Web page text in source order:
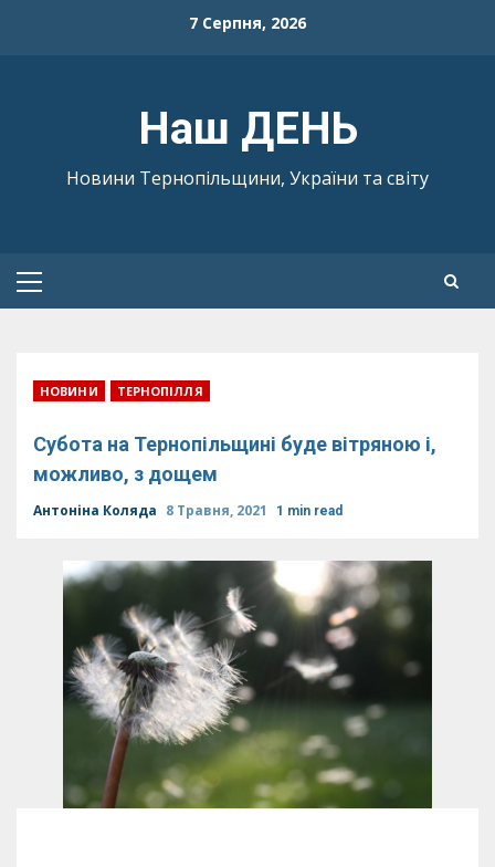
7 Серпня, 2026
Наш ДЕНЬ
Новини Тернопільщини, України та світу
Primary
НОВИНИ ТЕРНОПІЛЛЯ
Субота на Тернопільщині буде вітряною і,
можливо, з дощем
Антоніна Коляда 8 Травня, 2021 1 min read